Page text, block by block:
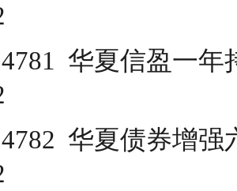
华夏信盈一年
华夏债券增